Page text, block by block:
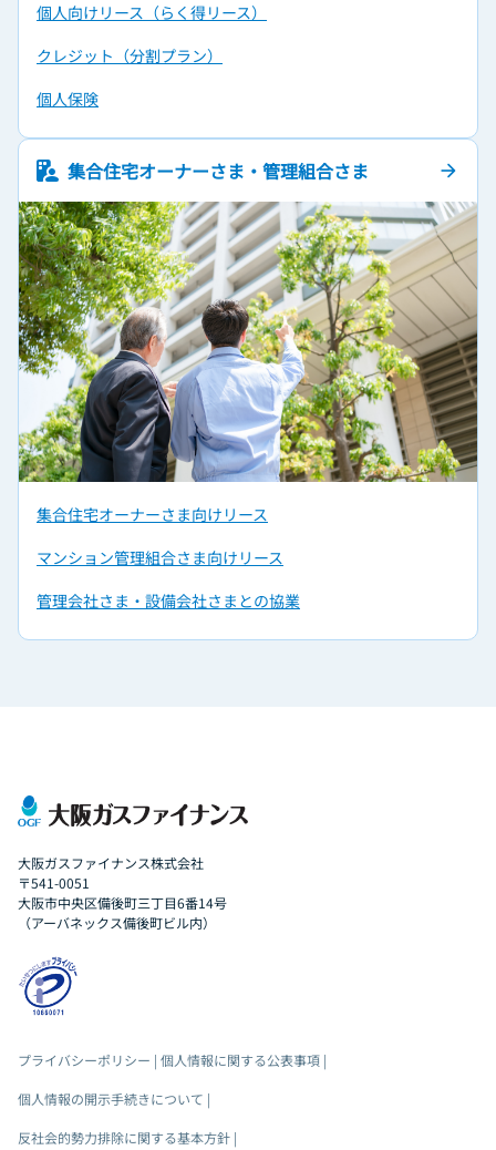
個人向けリース（らく得リース）
クレジット（分割プラン）
個人保険
集合住宅オーナーさま・管理組合さま arrow_forward
集合住宅オーナーさま向けリース
マンション管理組合さま向けリース
管理会社さま‧設備会社さまとの協業
大阪ガスファイナンス株式会社
〒541-0051
大阪市中央区備後町三丁目6番14号
（アーバネックス備後町ビル内）
プライバシーポリシー | 個人情報に関する公表事項 |
個人情報の開示手続きについて |
反社会的勢力排除に関する基本方針 |